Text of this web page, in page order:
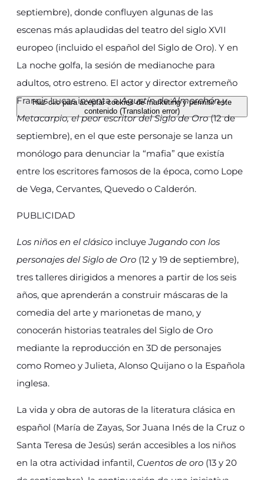
Haz clic para aceptar cookies de marketing y permitir este
contenido (Translation error)
septiembre), donde confluyen algunas de las
escenas más aplaudidas del teatro del siglo XVII
europeo (incluido el español del Siglo de Oro). Y en
La noche golfa, la sesión de medianoche para
adultos, otro estreno. El actor y director extremeño
Francis Lucas inventa aAgustín de Almorchón y
Metacarpio, el peor escritor del Siglo de Oro(12 de
septiembre), en el que este personaje se lanza un
monólogo para denunciar la “mafia” que existía
entre los escritores famosos de la época, como Lope
de Vega, Cervantes, Quevedo o Calderón.
PUBLICIDAD
Los niños en el clásico incluyeJugando con los
personajes del Siglo de Oro (12 y 19 de septiembre),
tres talleres dirigidos a menores a partir de los seis
años, que aprenderán a construir máscaras de la
comedia del arte y marionetas de mano, y
conocerán historias teatrales del Siglo de Oro
mediante la reproducción en 3D de personajes
como Romeo y Julieta, Alonso Quijano o la Española
inglesa.
La vida y obra de autoras de la literatura clásica en
español (María de Zayas, Sor Juana Inés de la Cruz o
Santa Teresa de Jesús) serán accesibles a los niños
en la otra actividad infantil, Cuentos de oro (13 y 20